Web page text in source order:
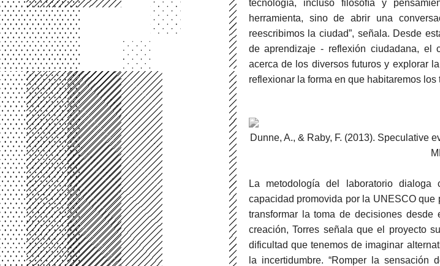
tecnología, incluso filosofía y
herramienta, sino de abrir una
reescribimos la ciudad”, señala. Desde
de aprendizaje - reflexión ciudadana, el
acerca de los diversos futuros y explorar
reflexionar la forma en que habitaremos los
Dunne, A., & Raby, F. (2013). Speculative
La metodología del laboratorio dialoga
capacidad promovida por la UNESCO
transformar la toma de decisiones
creación, Torres señala que el proyecto
dificultad que tenemos de imaginar
la incertidumbre. “Romper la